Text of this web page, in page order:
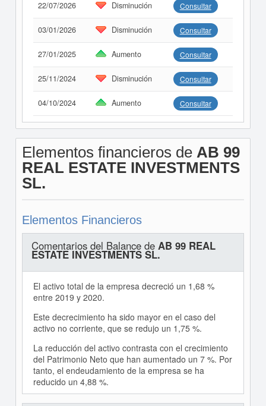
22/07/2026 Disminución Consultar
03/01/2026 Disminución Consultar
27/01/2025 Aumento Consultar
25/11/2024 Disminución Consultar
04/10/2024 Aumento Consultar
Elementos financieros de AB 99
REAL ESTATE INVESTMENTS
SL.
Elementos Financieros
Comentarios del Balance de AB 99 REAL
ESTATE INVESTMENTS SL.
El activo total de la empresa decreció un 1,68 %
entre 2019 y 2020.
Este decrecimiento ha sido mayor en el caso del
activo no corriente, que se redujo un 1,75 %.
La reducción del activo contrasta con el crecimiento
del Patrimonio Neto que han aumentado un 7 %. Por
tanto, el endeudamiento de la empresa se ha
reducido un 4,88 %.